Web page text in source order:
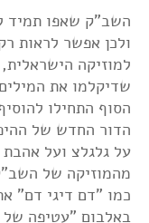
השב"ק שאפו תמיד
ולכן אפשר לראות
שדיקלמו את
הסוף התחילו
הדור החדש של
על גלגלצ ועל
מהמוזיקה של
כמו "דם דיגי דם"
באלבום "עטיפה